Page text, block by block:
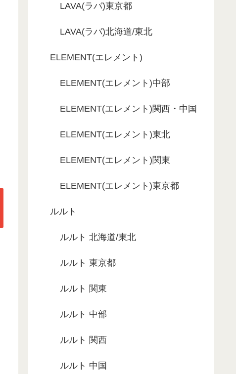
LAVA(ラバ)東京都
LAVA(ラバ)北海道/東北
ELEMENT(エレメント)
ELEMENT(エレメント)中部
ELEMENT(エレメント)関西・中国
ELEMENT(エレメント)東北
ELEMENT(エレメント)関東
ELEMENT(エレメント)東京都
ルルト
ルルト 北海道/東北
ルルト 東京都
ルルト 関東
ルルト 中部
ルルト 関西
ルルト 中国